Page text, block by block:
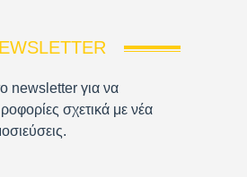
newsletter για να
σχετικά με νέα